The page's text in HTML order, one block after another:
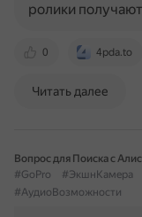
0 4pda.to
ролики
Читать далее
Вопрос для Поиска с
#GoPro
#ЭкшнКамера
#АудиоВозможности